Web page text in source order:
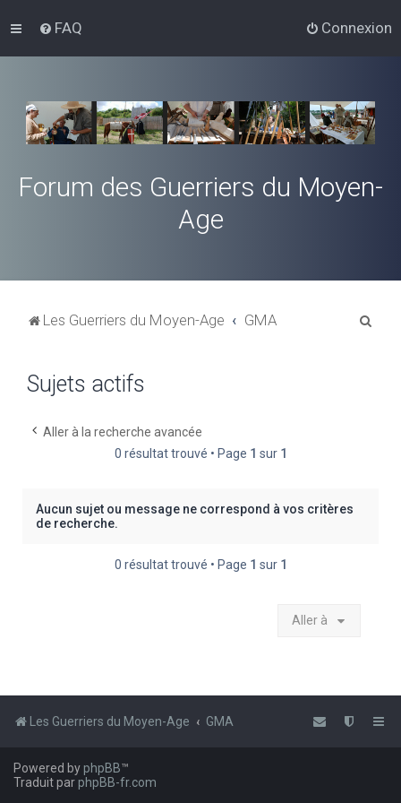
FAQ Connexion
Forum des Guerriers du Moyen-
Age
Les Guerriers du Moyen-Age GMA
Sujets actifs
Aller à la recherche avancée
0 résultat trouvé • Page 1 sur 1
Aucun sujet ou message ne correspond à vos critères
de recherche.
0 résultat trouvé • Page 1 sur 1
Aller à
Les Guerriers du Moyen-Age GMA
Powered byphpBB™
Traduit parphpBB-fr.com